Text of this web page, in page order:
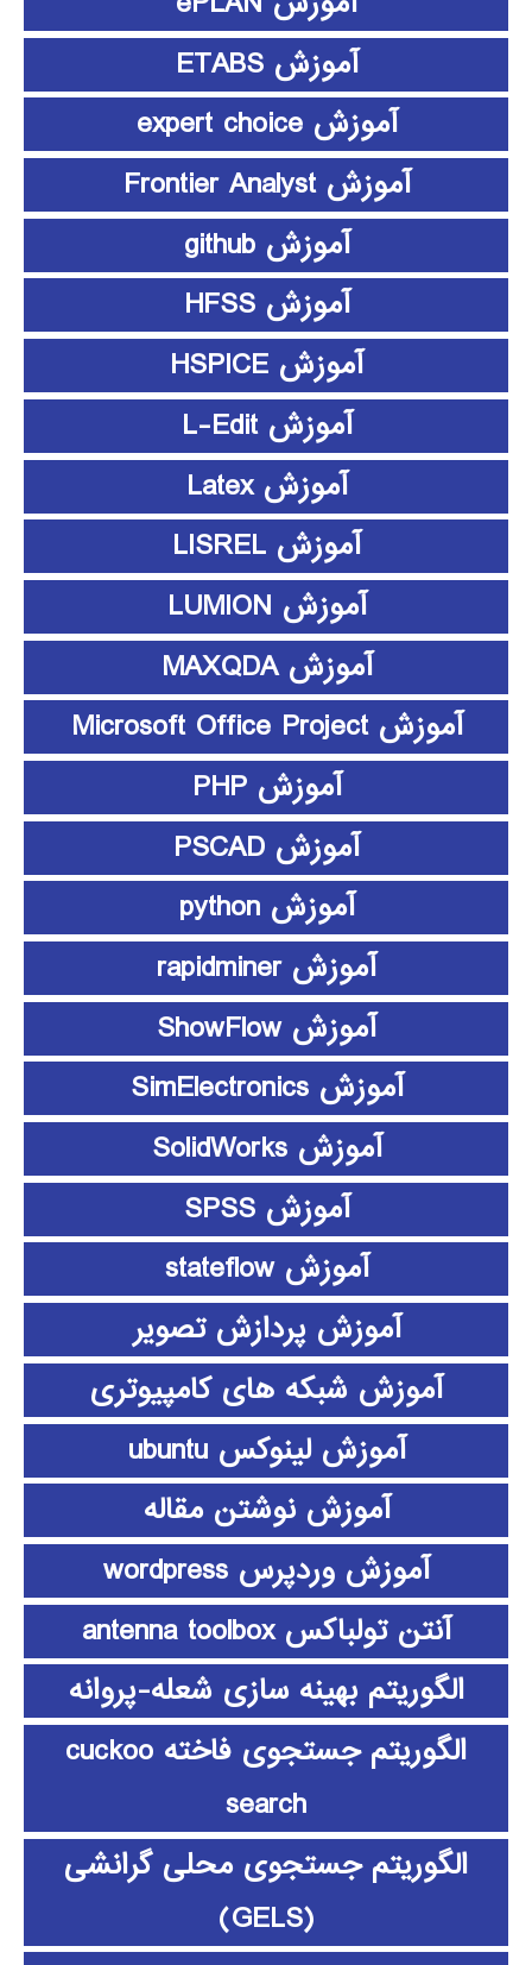
آموزش ETABS
آموزش expert choice
آموزش Frontier Analyst
آموزش github
آموزش HFSS
آموزش HSPICE
آموزش L-Edit
آموزش Latex
آموزش LISREL
آموزش LUMION
آموزش MAXQDA
آموزش Microsoft Office Project
آموزش PHP
آموزش PSCAD
آموزش python
آموزش rapidminer
آموزش ShowFlow
آموزش SimElectronics
آموزش SolidWorks
آموزش SPSS
آموزش stateflow
آموزش پردازش تصویر
آموزش شبکه های کامپیوتری
آموزش لینوکس ubuntu
آموزش نوشتن مقاله
آموزش وردپرس wordpress
آنتن تولباکس antenna toolbox
الگوریتم بهینه سازی شعله-پروانه
الگوریتم جستجوی فاخته cuckoo
search
الگوریتم جستجوی محلی گرانشی
(GELS)